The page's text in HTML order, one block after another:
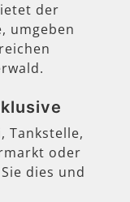
der
umgeben
Tankstelle,
oder
dies und